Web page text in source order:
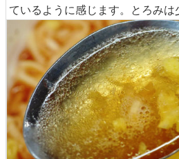
ているように感じます。とろみは